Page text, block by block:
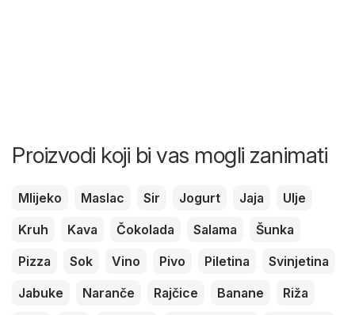
Proizvodi koji bi vas mogli zanimati
Mlijeko Maslac Sir Jogurt Jaja
Ulje
Kruh
Kava Čokolada Salama
Šunka
Pizza
Sok Vino Pivo Piletina
Svinjetina
Jabuke
Naranče Rajčice Banane
Riža